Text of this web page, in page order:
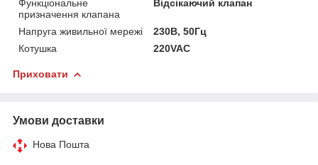
Функціональне
призначення клапана
Відсікаючий клапан
Напруга живильної мережі
230В, 50Гц
Котушка
220VAC
Приховати
Умови доставки
Нова Пошта